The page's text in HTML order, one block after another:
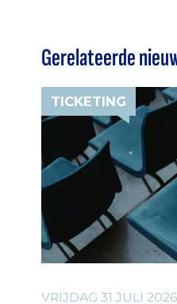
Gerelateerde
TICKETING
VRIJDAG 31 JULI 2026